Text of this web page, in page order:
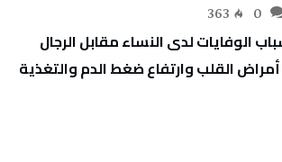
363
الوفايات لدى النساء مقابل الرجال
القلب وارتفاع ضغط الدم والتغذية